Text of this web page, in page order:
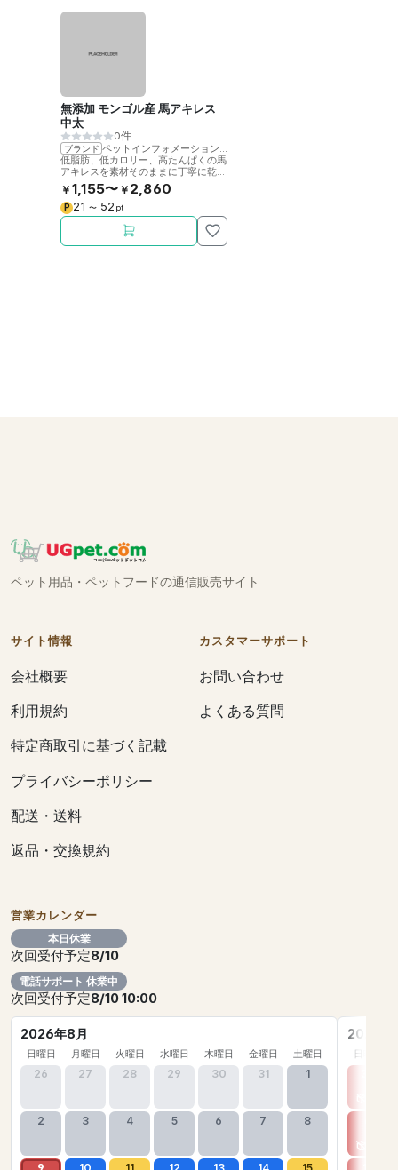
無添加 モンゴル産 馬アキレス
中太
0件
ブランド
低脂肪、低カロリー、高たんぱくの馬
アキレスを素材そのままに丁寧に乾燥
させました。噛むことで歯の健康をサ
ポート。
￥ 1,155〜 ￥ 2,860
P 21 〜 52 pt
ペット用品・ペットフードの通信販売サイト
サイト情報
会社概要
利用規約
特定商取引に基づく記載
プライバシーポリシー
配送・送料
返品・交換規約
カスタマーサポート
お問い合わせ
よくある質問
営業カレンダー
本日休業
次回受付予定8/10
電話サポート 休業中
次回受付予定8/10 10:00
2026年8月
日曜日 月曜日 火曜日 水曜日 木曜日 金曜日 土曜日
26 27 28 29 30 31 1
2 3 4 5 6 7 8
2026年
日曜日